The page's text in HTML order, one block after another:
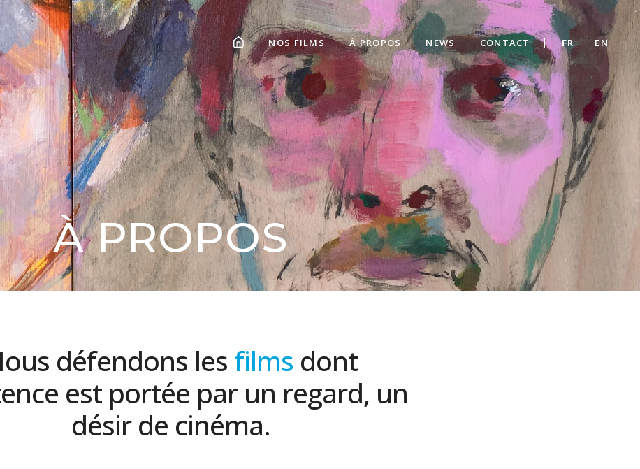
NOS FILMS À PROPOS NEWS CONTACT FR EN
À PROPOS
défendons les films dont
est portée par un regard, un
désir de cinéma.